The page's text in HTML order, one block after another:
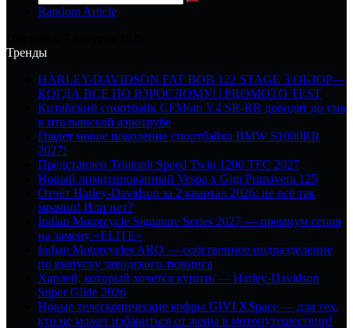
Random Article
Тренды
HARLEY-DAVIDSON FAT BOB 122 STAGE 3 ОБЗОР—
КОГДА ВСЕ ПО ВЗРОСЛОМУ! | PROMOTO TEST
Китайский спортбайк CFMoto V4 SR-RR доводят до ума
в итальянской аэротрубе
Грядет новое поколение спортбайка BMW S1000RR
2027!
Представлен Triumph Speed Twin 1200 TFC 2027
Новый лимитированный Vespa x Gigi Primavera 125
Отчёт Harley-Davidson за 2 квартал 2026: не всё так
мрачно! Или нет?
Indian Motorcycle Signature Series 2027 — премиум серия
на замену «ELITE»
Indian Motorcycles ARO — собственное подразделение
по выпуску заводского тюнинга
Харлей, который хочется купить — Harley-Davidson
Super Glide 2026
Новые телескопические кофры GIVI XSpace — для тех,
кто не может избавиться от жены в мотопутешествии!